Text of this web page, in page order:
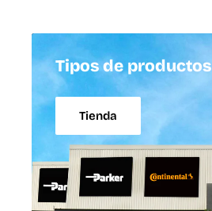
Tipos de productos
Tienda